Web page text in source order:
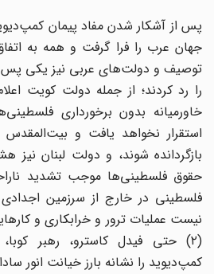
پس از آشکار شدن مفاد پیمان
جهان عرب را فرا گرفت و همه به
توصیف و دولت‌های عربی نیز یکی پس از
را رد کردند؛ از جمله دولت کویت
خاورمیانه بدون برخورداری
استقرار نخواهد یافت و بیت‌المقدس
بازگردانده شوند، و دولت لبنان نیز
حقوق فلسطینی‌ها موجب تشدید
فلسطینی در خارج از سرزمین اجدادی
نیست عملیات ترور و خرابکاری و
(۲) حتی فیدل کاسترو، رهبر کوبا،
کمپ‌دیوید را نشانه بارز خیانت انور